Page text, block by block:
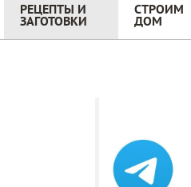
РЕЦЕПТЫ И
ЗАГОТОВКИ
СТРОИМ
ДОМ